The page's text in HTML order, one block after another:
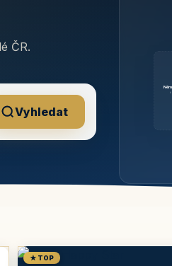
ČR.
Vyhledat
★ TOP